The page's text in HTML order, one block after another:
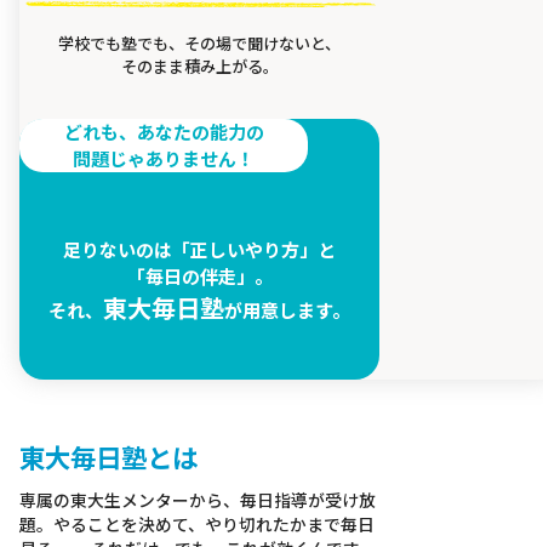
学校でも塾でも、その場で聞けないと、
そのまま積み上がる。
どれも、あなたの能力の
問題じゃありません！
足りないのは「正しいやり方」と
「毎日の伴走」。
それ、 東大毎日塾が用意します。
東大毎日塾とは
専属の東大生メンターから、毎日指導が受け放
題。やることを決めて、やり切れたかまで毎日